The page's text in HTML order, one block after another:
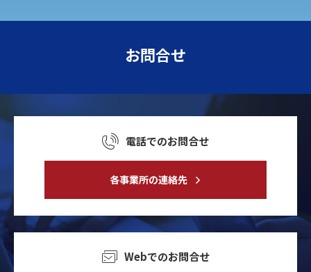
お問合せ
電話でのお問合せ
各事業所の連絡先
Webでのお問合せ